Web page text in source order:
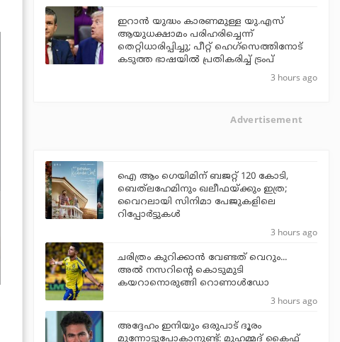
ഇറാന്‍ യുദ്ധം കാരണമുള്ള യു.എസ്
ആയുധക്ഷാമം പരിഹരിച്ചെന്ന്
തെറ്റിധാരിപ്പിച്ചു; പീറ്റ് ഹെഗ്‌സെത്തിനോട്
കടുത്ത ഭാഷയില്‍ പ്രതികരിച്ച് ട്രംപ്
3 hours ago
Advertisement
ഐ ആം ഗെയിമിന് ബജറ്റ് 120 കോടി,
ബെത്‌ലഹേമിനും ഖലീഫയ്ക്കും ഇത്ര;
വൈറലായി സിനിമാ പേജുകളിലെ
റിപ്പോര്‍ട്ടുകള്‍
3 hours ago
ചരിത്രം കുറിക്കാന്‍ വേണ്ടത് വെറും...
അല്‍ നസറിന്റെ കൊടുമുടി
കയറാനൊരുങ്ങി റൊണാള്‍ഡോ
3 hours ago
അദ്ദേഹം ഇനിയും ഒരുപാട് ദൂരം
മുന്നോട്ടുപോകാനുണ്ട്: മുഹമ്മദ് കൈഫ്